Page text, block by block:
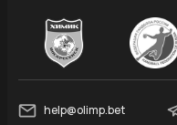
help@olimp.bet